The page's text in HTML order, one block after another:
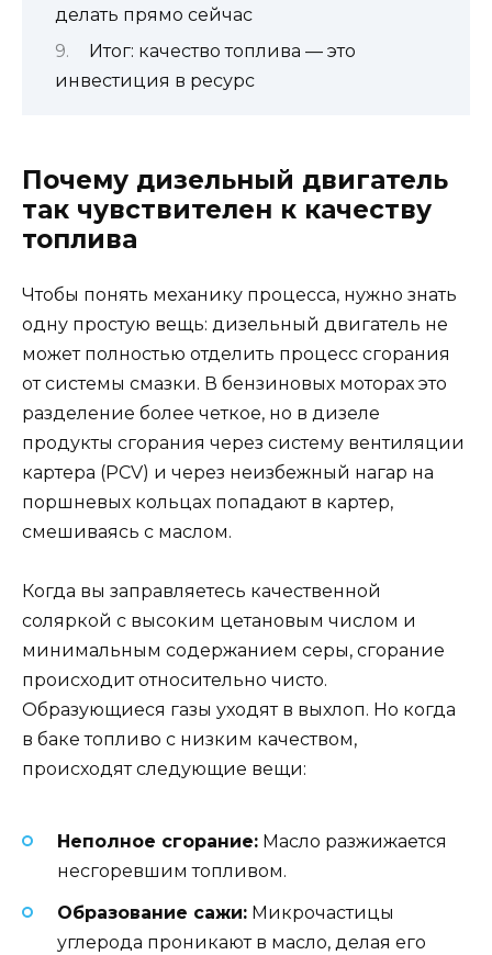
делать прямо сейчас
Итог: качество топлива — это
инвестиция в ресурс
Почему дизельный двигатель
так чувствителен к качеству
топлива
Чтобы понять механику процесса, нужно знать
одну простую вещь: дизельный двигатель не
может полностью отделить процесс сгорания
от системы смазки. В бензиновых моторах это
разделение более четкое, но в дизеле
продукты сгорания через систему вентиляции
картера (PCV) и через неизбежный нагар на
поршневых кольцах попадают в картер,
смешиваясь с маслом.
Когда вы заправляетесь качественной
соляркой с высоким цетановым числом и
минимальным содержанием серы, сгорание
происходит относительно чисто.
Образующиеся газы уходят в выхлоп. Но когда
в баке топливо с низким качеством,
происходят следующие вещи:
Неполное сгорание: Масло разжижается
несгоревшим топливом.
Образование сажи: Микрочастицы
углерода проникают в масло, делая его